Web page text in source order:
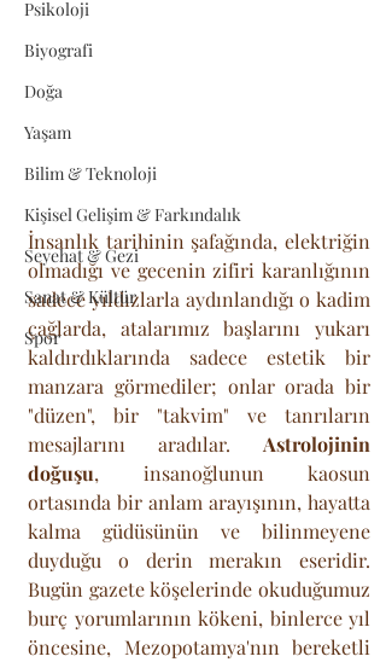
Psikoloji
Biyografi
Doğa
Yaşam
Bilim & Teknoloji
Kişisel Gelişim & Farkındalık
Seyehat & Gezi
Sanat & Kültür
Spor
İnsanlık tarihinin şafağında, elektriğin
olmadığı ve gecenin zifiri karanlığının
sadece yıldızlarla aydınlandığı o kadim
çağlarda, atalarımız başlarını yukarı
kaldırdıklarında sadece estetik bir
manzara görmediler; onlar orada bir
"düzen", bir "takvim" ve tanrıların
mesajlarını aradılar. Astrolojinin
doğuşu, insanoğlunun kaosun
ortasında bir anlam arayışının, hayatta
kalma güdüsünün ve bilinmeyene
duyduğu o derin merakın eseridir.
Bugün gazete köşelerinde okuduğumuz
burç yorumlarının kökeni, binlerce yıl
öncesine, Mezopotamya'nın bereketli